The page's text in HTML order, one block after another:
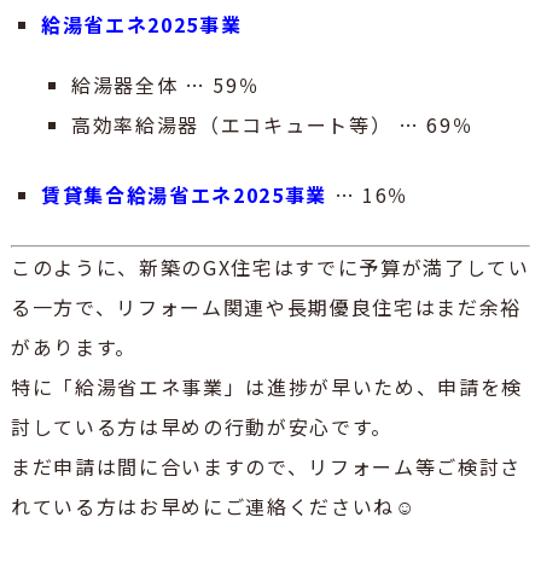
給湯省エネ2025事業
給湯器全体 … 59％
高効率給湯器（エコキュート等） … 69％
賃貸集合給湯省エネ2025事業 … 16％
このように、新築のGX住宅はすでに予算が満了してい
る一方で、リフォーム関連や長期優良住宅はまだ余裕
があります。
特に「給湯省エネ事業」は進捗が早いため、申請を検
討している方は早めの行動が安心です。
まだ申請は間に合いますので、リフォーム等ご検討さ
れている方はお早めにご連絡くださいね☺